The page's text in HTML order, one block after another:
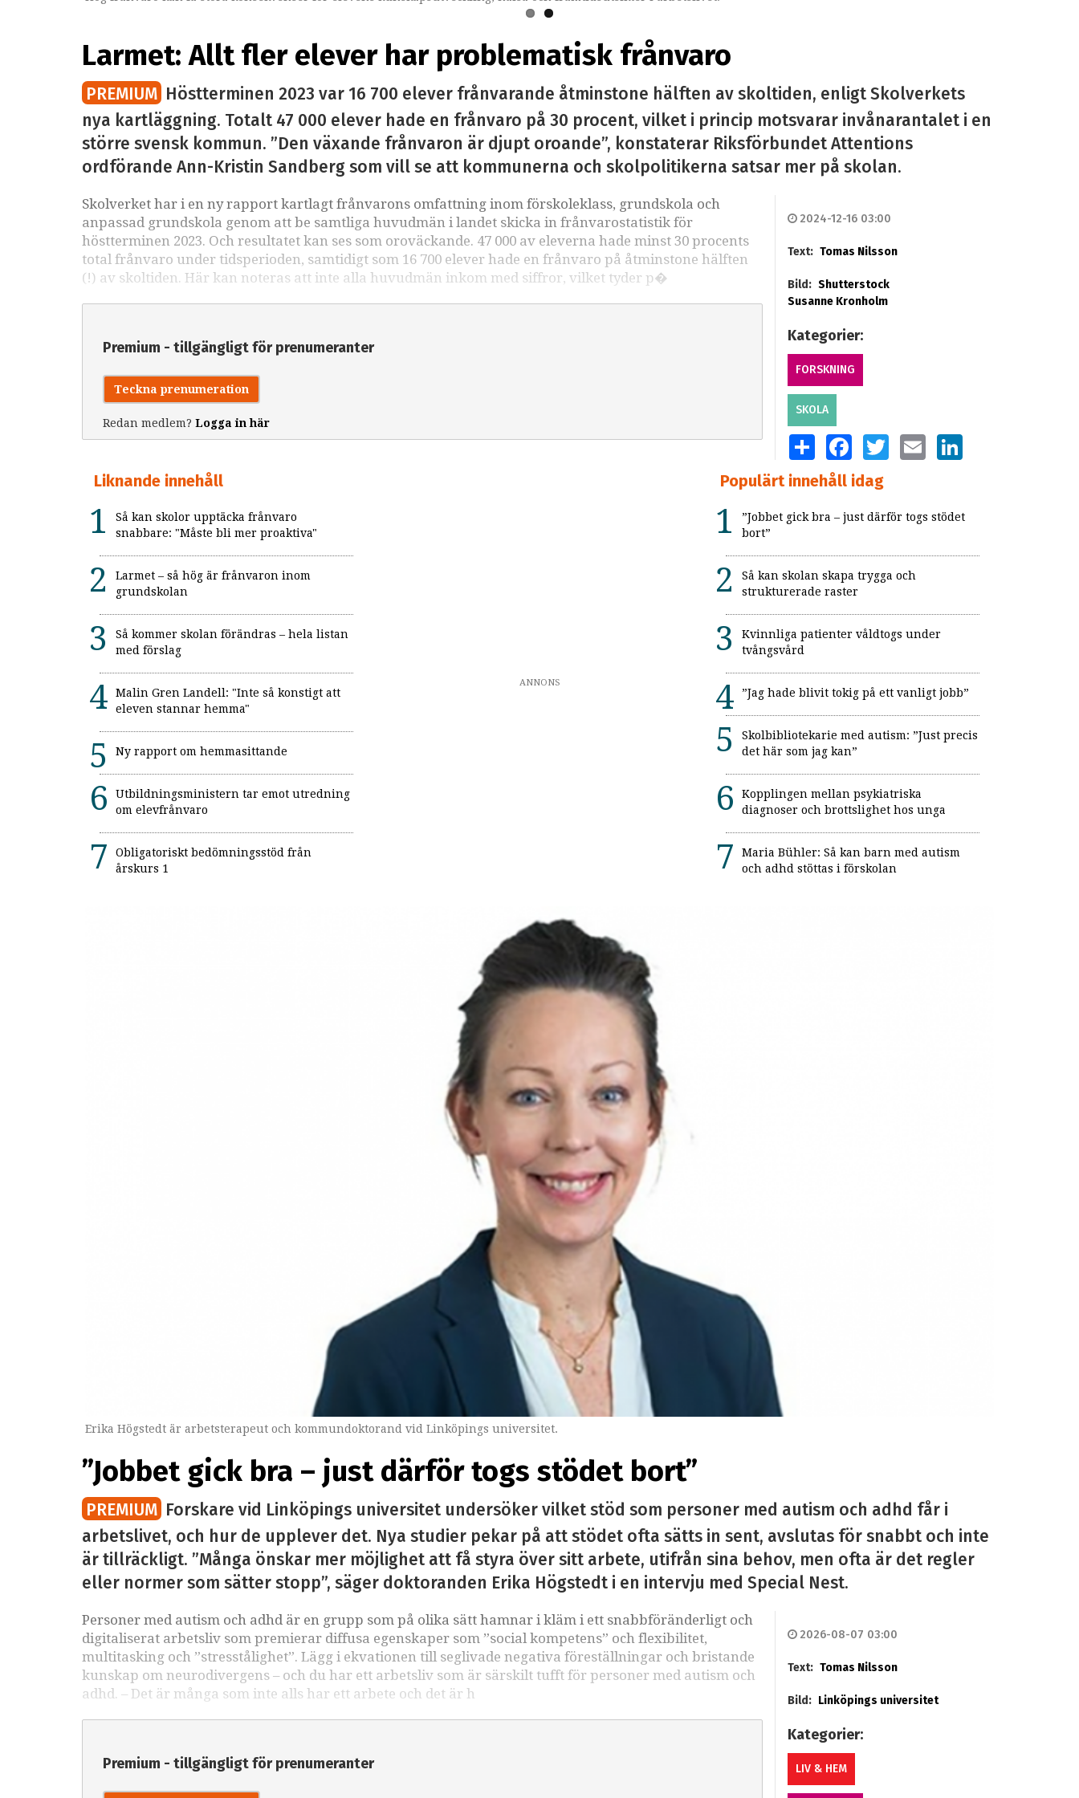
Larmet: Allt fler elever har problematisk frånvaro
PREMIUM Höstterminen 2023 var 16 700 elever frånvarande åtminstone hälften av skoltiden, enligt Skolverkets
nya kartläggning. Totalt 47 000 elever hade en frånvaro på 30 procent, vilket i princip motsvarar invånarantalet i en
större svensk kommun. ”Den växande frånvaron är djupt oroande”, konstaterar Riksförbundet Attentions
ordförande Ann-Kristin Sandberg som vill se att kommunerna och skolpolitikerna satsar mer på skolan.
Skolverket har i en ny rapport kartlagt frånvarons omfattning inom förskoleklass, grundskola och
anpassad grundskola genom att be samtliga huvudmän i landet skicka in frånvarostatistik för
höstterminen 2023. Och resultatet kan ses som oroväckande. 47 000 av eleverna hade minst 30 procents
total frånvaro under tidsperioden, samtidigt som 16 700 elever hade en frånvaro på åtminstone hälften
(!) av skoltiden. Här kan noteras att inte alla huvudmän inkom med siffror, vilket tyder p�
Premium - tillgängligt för prenumeranter
Teckna prenumeration
Redan medlem? Logga in här
2024-12-16 03:00
Text: Tomas Nilsson
Bild: Shutterstock
Susanne Kronholm
Kategorier:
FORSKNING
SKOLA
SHARE FACEBOOKTWITTEREMAIL LINKEDIN
Liknande innehåll
Så kan skolor upptäcka frånvaro
snabbare: "Måste bli mer proaktiva"
Larmet – så hög är frånvaron inom
grundskolan
Så kommer skolan förändras – hela listan
med förslag
Malin Gren Landell: "Inte så konstigt att
eleven stannar hemma"
Ny rapport om hemmasittande
Utbildningsministern tar emot utredning
om elevfrånvaro
Obligatoriskt bedömningsstöd från
årskurs 1
ANNONS
Populärt innehåll idag
”Jobbet gick bra – just därför togs stödet
bort”
Så kan skolan skapa trygga och
strukturerade raster
Kvinnliga patienter våldtogs under
tvångsvård
”Jag hade blivit tokig på ett vanligt jobb”
Skolbibliotekarie med autism: ”Just precis
det här som jag kan”
Kopplingen mellan psykiatriska
diagnoser och brottslighet hos unga
Maria Bühler: Så kan barn med autism
och adhd stöttas i förskolan
Erika Högstedt är arbetsterapeut och kommundoktorand vid Linköpings universitet.
”Jobbet gick bra – just därför togs stödet bort”
PREMIUM Forskare vid Linköpings universitet undersöker vilket stöd som personer med autism och adhd får i
arbetslivet, och hur de upplever det. Nya studier pekar på att stödet ofta sätts in sent, avslutas för snabbt och inte
är tillräckligt. ”Många önskar mer möjlighet att få styra över sitt arbete, utifrån sina behov, men ofta är det regler
eller normer som sätter stopp”, säger doktoranden Erika Högstedt i en intervju med Special Nest.
Personer med autism och adhd är en grupp som på olika sätt hamnar i kläm i ett snabbföränderligt och
digitaliserat arbetsliv som premierar diffusa egenskaper som ”social kompetens” och flexibilitet,
multitasking och ”stresstålighet”. Lägg i ekvationen till seglivade negativa föreställningar och bristande
kunskap om neurodivergens – och du har ett arbetsliv som är särskilt tufft för personer med autism och
adhd. – Det är många som inte alls har ett arbete och det är h
Premium - tillgängligt för prenumeranter
2026-08-07 03:00
Text: Tomas Nilsson
Bild: Linköpings universitet
Kategorier:
LIV & HEM